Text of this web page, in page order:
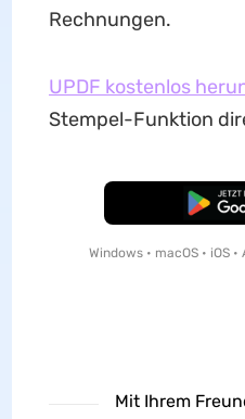
Rechnungen.
UPDF kostenlos
Stempel-Funktion
Windows • macOS • iOS
Mit Ihrem